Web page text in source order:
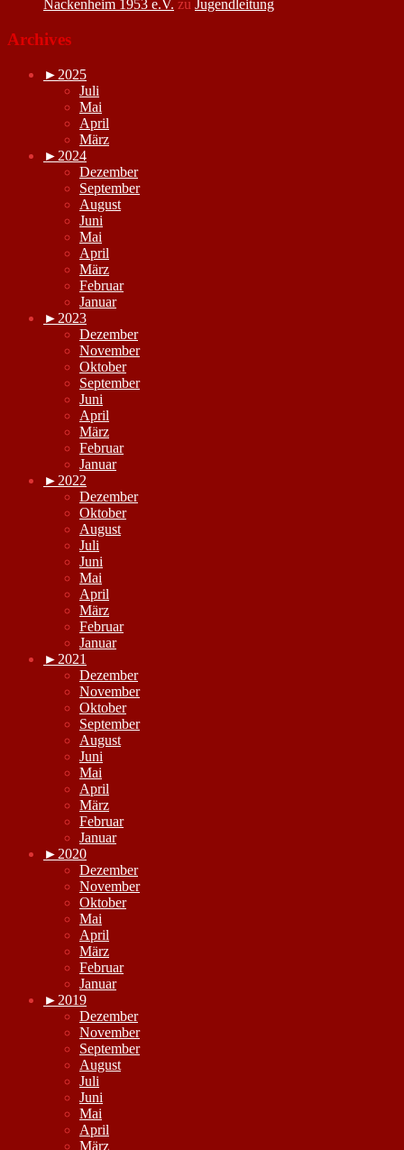
Nackenheim 1953 e.V. zu Jugendleitung
Archives
► 2025
Juli
Mai
April
März
► 2024
Dezember
September
August
Juni
Mai
April
März
Februar
Januar
► 2023
Dezember
November
Oktober
September
Juni
April
März
Februar
Januar
► 2022
Dezember
Oktober
August
Juli
Juni
Mai
April
März
Februar
Januar
► 2021
Dezember
November
Oktober
September
August
Juni
Mai
April
März
Februar
Januar
► 2020
Dezember
November
Oktober
Mai
April
März
Februar
Januar
► 2019
Dezember
November
September
August
Juli
Juni
Mai
April
März